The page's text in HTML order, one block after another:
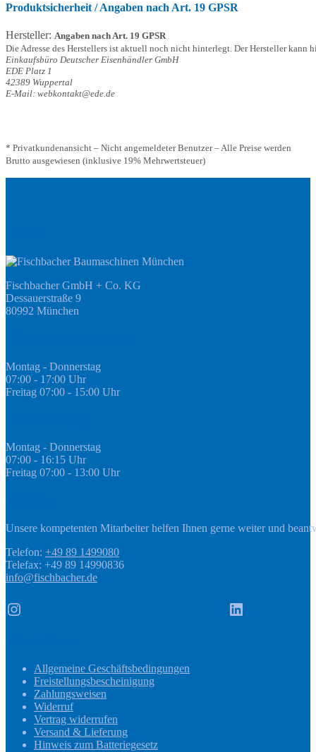
Produktsicherheit / Angaben nach Art. 19 GPSR
Hersteller: Angaben nach Art. 19 GPSR
Die Adresse des Herstellers ist aktuell noch nicht hinterlegt. Der Hersteller kann
Einkaufsbüro Deutscher Eisenhändler GmbH
EDE Platz 1
42389 Wuppertal
E-Mail: webkontakt@ede.de
* Privatkundenansicht – Nicht angemeldeter Benutzer – Alle Preise werden
Brutto ausgewiesen (inklusive 19% Mehrwertsteuer)
Fischbacher GmbH + Co. KG
Dessauerstraße 9
80992 München
Montag - Donnerstag
07:00 - 17:00 Uhr
Freitag 07:00 - 15:00 Uhr
Montag - Donnerstag
07:00 - 16:15 Uhr
Freitag 07:00 - 13:00 Uhr
Unsere kompetenten Mitarbeiter helfen Ihnen gerne weiter und
Telefon: +49 89 1499080
Telefax: +49 89 14990836
info@fischbacher.de
Instagram LinkedIn
Allgemeine Geschäftsbedingungen
Freistellungsbescheinigung
Zahlungsweisen
Widerruf
Vertrag widerrufen
Versand & Lieferung
Hinweis zum Batteriegesetz